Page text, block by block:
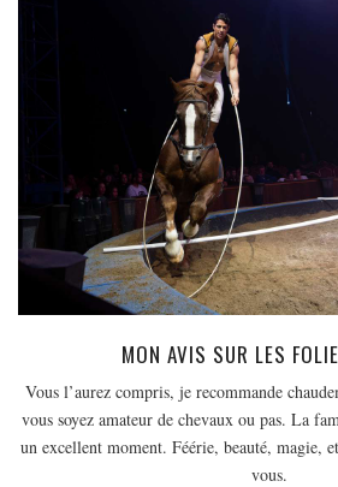
MON AVIS SUR LES
Vous l’aurez compris, je recommande
vous soyez amateur de chevaux ou pas. La
un excellent moment. Féérie, beauté, magie,
vous.